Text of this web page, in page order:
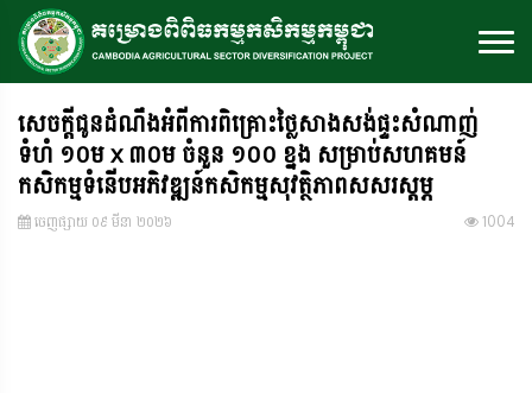
សេចក្តីជូនដំណឹងអំពីការពិគ្រោះថ្លៃសាងសង់ផ្ទះសំណាញ់
ទំហំ ១០ម x ៣០ម ចំនួន ១០០ ខ្នង សម្រាប់សហគមន៍
កសិកម្មទំនើបអភិវឌ្ឍន៍កសិកម្មសុវត្ថិភាពសសរស្តម្ភ
ចេញ​ផ្សាយ​ ០៩ មីនា ២០២៦ 1004